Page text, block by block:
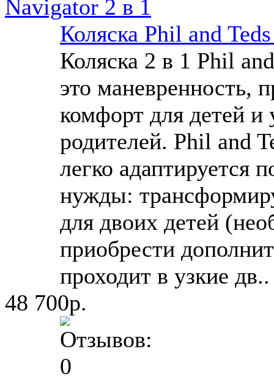
Коляска Phil and
Коляска 2 в 1 Phil
это маневренность,
комфорт для детей и
родителей. Phil and
легко адаптируется
нужды:
для двоих детей
приобрести
проходит в узкие дв..
48 700р.